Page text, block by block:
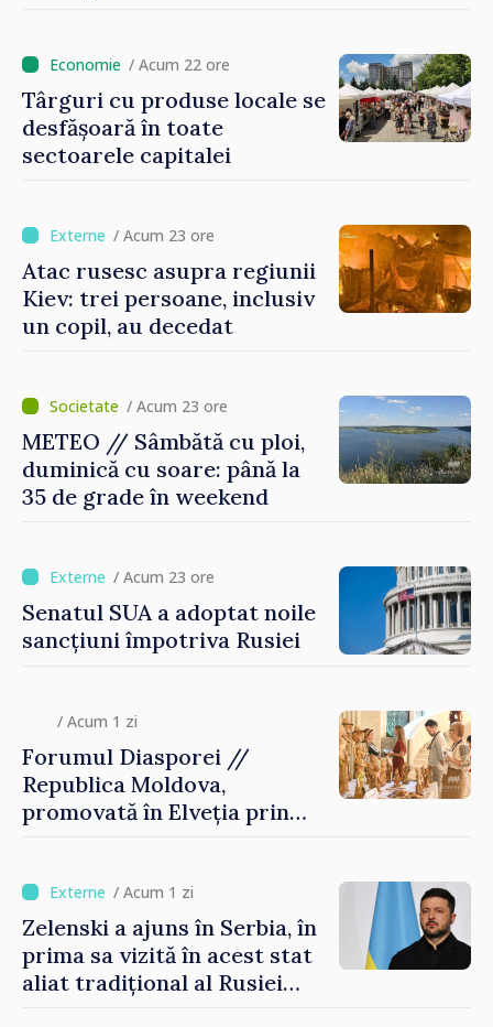
/ Acum 22 ore
Târguri cu produse locale se
desfășoară în toate
sectoarele capitalei
/ Acum 23 ore
Atac rusesc asupra regiunii
Kiev: trei persoane, inclusiv
un copil, au decedat
/ Acum 23 ore
METEO // Sâmbătă cu ploi,
duminică cu soare: până la
35 de grade în weekend
/ Acum 23 ore
Senatul SUA a adoptat noile
sancțiuni împotriva Rusiei
/ Acum 1 zi
Forumul Diasporei //
Republica Moldova,
promovată în Elveția prin
/ Acum 1 zi
Zelenski a ajuns în Serbia, în
prima sa vizită în acest stat
aliat tradițional al Rusiei